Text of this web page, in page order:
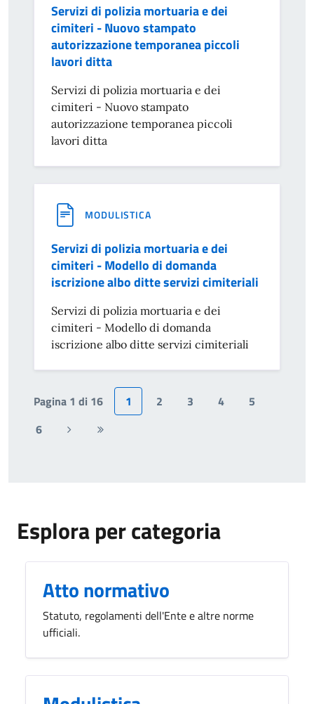
Servizi di polizia mortuaria e dei
cimiteri - Nuovo stampato
autorizzazione temporanea piccoli
lavori ditta
Servizi di polizia mortuaria e dei
cimiteri - Nuovo stampato
autorizzazione temporanea piccoli
lavori ditta
MODULISTICA
Servizi di polizia mortuaria e dei
cimiteri - Modello di domanda
iscrizione albo ditte servizi cimiteriali
Servizi di polizia mortuaria e dei
cimiteri - Modello di domanda
iscrizione albo ditte servizi cimiteriali
Pagina 1 di 16 1 2 3 4
5
6
PaginaUltima
Esplora per categoria
Atto normativo
Statuto, regolamenti dell'Ente e altre norme
ufficiali.